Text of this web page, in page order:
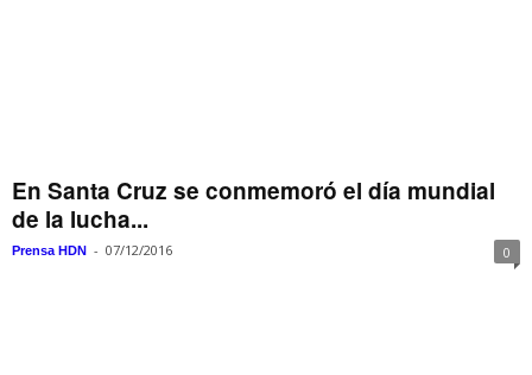
En Santa Cruz se conmemoró el día mundial
de la lucha...
Prensa HDN - 07/12/2016 0